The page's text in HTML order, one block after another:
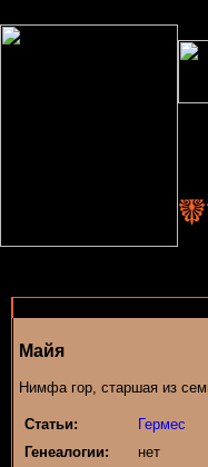
Майя
Нимфа гор, старшая из
Статьи:
Гермес
Генеалогии:
нет